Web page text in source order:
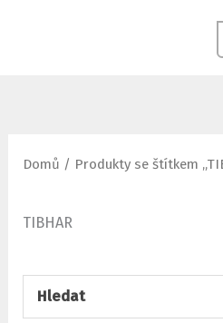
Domů / Produkty se štítkem
TIBHAR
Hledat